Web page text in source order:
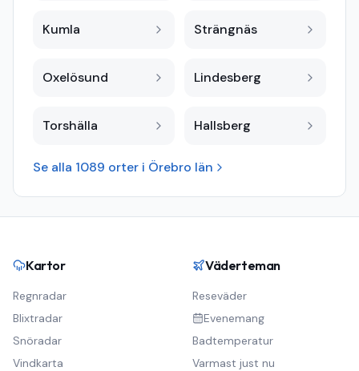
Kumla Strängnäs
Oxelösund Lindesberg
Torshälla Hallsberg
Se alla 1089 orter i Örebro län
Kartor
Regnradar
Blixtradar
Snöradar
Vindkarta
Väderteman
Reseväder
Evenemang
Badtemperatur
Varmast just nu